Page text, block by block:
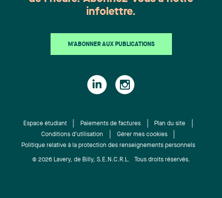
infolettre.
M'ABONNER AUX PUBLICATIONS
Espace étudiant Paiements de factures
Plan du site
Conditions d'utilisation
Gérer mes cookies
Politique relative à la protection des renseignements personnels
© 2026 Lavery, de Billy, S.E.N.C.R.L. Tous droits réservés.